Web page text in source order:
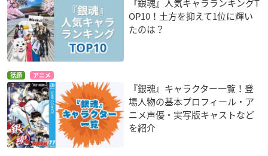
『銀魂』人気キャラランキングT
OP10！土方を抑えて1位に輝い
たのは？
話題 アニメ
『銀魂』キャラクター一覧！登
場人物の基本プロフィール・ア
ニメ声優・実写版キャストなど
を紹介